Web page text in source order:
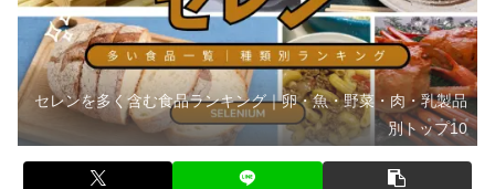
セレンを多く含む食品ランキング｜卵・魚・野菜・肉・乳製品
別トップ10